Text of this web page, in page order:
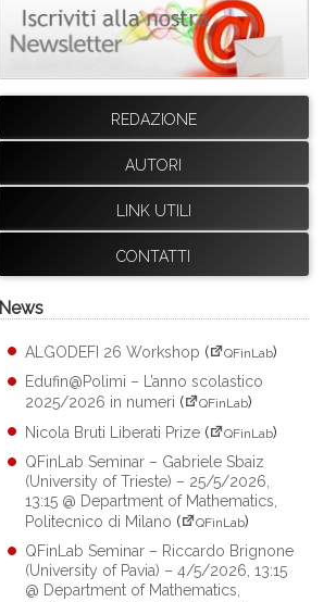
REDAZIONE
AUTORI
LINK UTILI
CONTATTI
News
ALGODEFI 26 Workshop ( QFinLab)
Edufin@Polimi – L’anno scolastico
2025/2026 in numeri ( QFinLab)
Nicola Bruti Liberati Prize ( QFinLab)
QFinLab Seminar – Gabriele Sbaiz
(University of Trieste) – 25/5/2026,
13:15 @ Department of Mathematics,
Politecnico di Milano ( QFinLab)
QFinLab Seminar – Riccardo Brignone
(University of Pavia) – 4/5/2026, 13:15
@ Department of Mathematics,